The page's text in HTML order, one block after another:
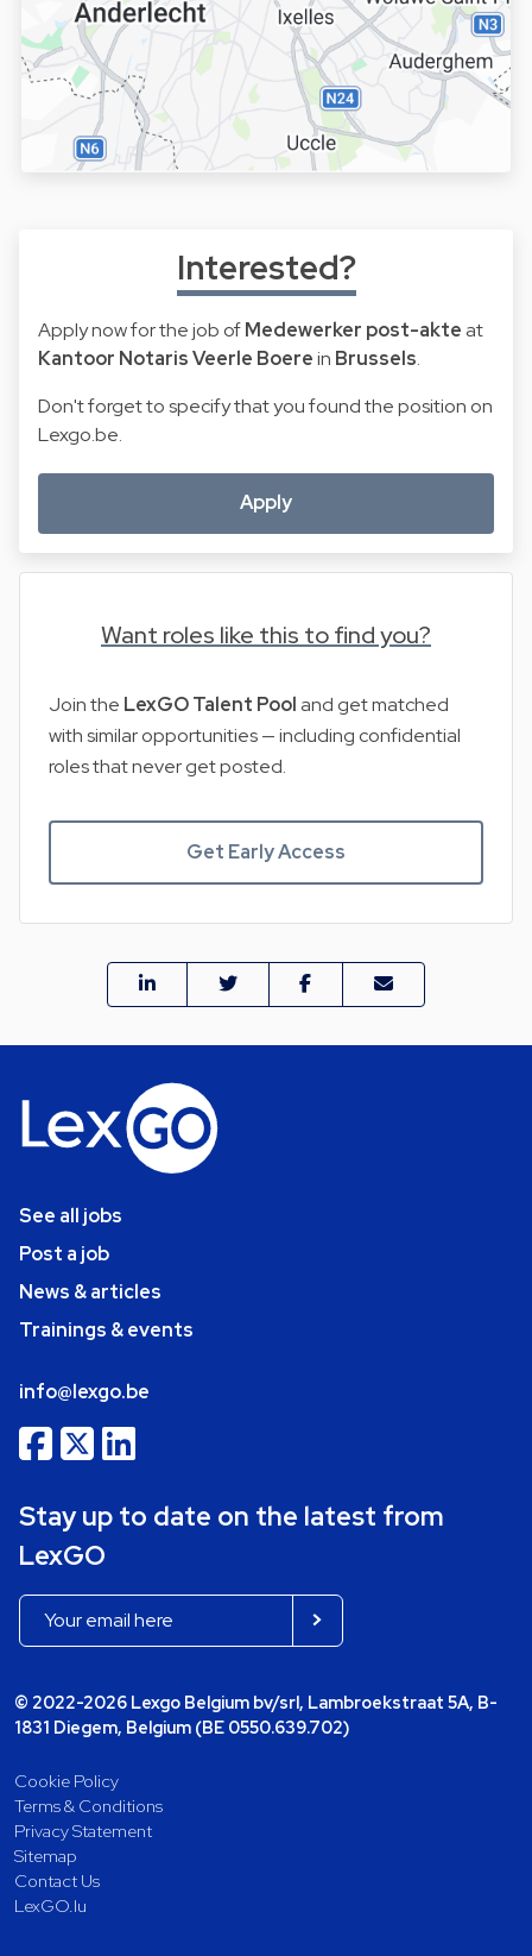
Interested?
Apply now for the job ofMedewerker post-akte at
Kantoor Notaris Veerle Boerein Brussels.
Don't forget to specify that you found the position on
Lexgo.be.
Apply
Want roles like this to find you?
Join the LexGO Talent Pool and get matched
with similar opportunities — including confidential
roles that never get posted.
Get Early Access
See all jobs
Post a job
News & articles
Trainings & events
info@lexgo.be
Stay up to date on the latest from
LexGO
© 2022-2026 Lexgo Belgium bv/srl, Lambroekstraat 5A, B-
1831 Diegem, Belgium (BE 0550.639.702)
Cookie Policy
Terms & Conditions
Privacy Statement
Sitemap
Contact Us
LexGO.lu